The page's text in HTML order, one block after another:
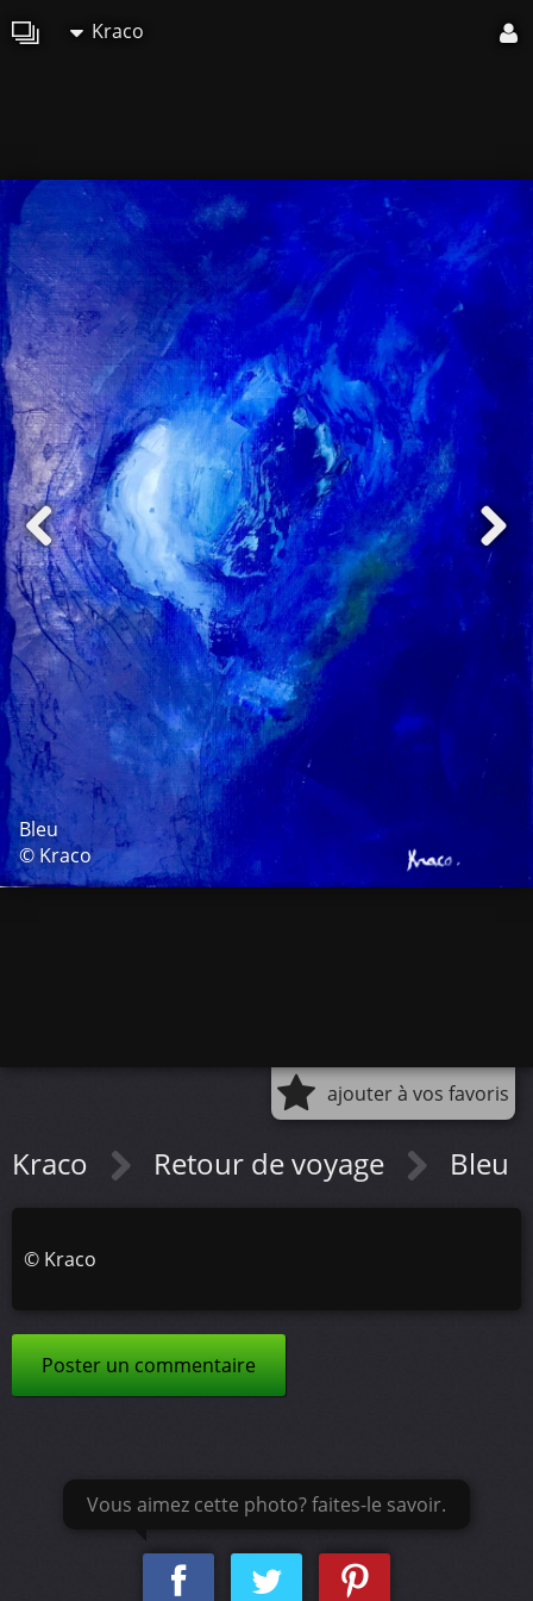
Kraco
Bleu
© Kraco
ajouter à vos favoris
Kraco Retour de voyage Bleu
© Kraco
Poster un commentaire
Vous aimez cette photo? faites-le savoir.